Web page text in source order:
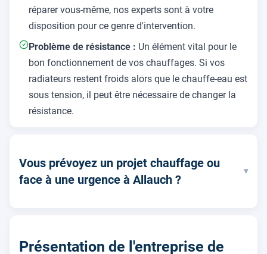
réparer vous-même, nos experts sont à votre
disposition pour ce genre d'intervention.
Problème de résistance : Un élément vital pour le
bon fonctionnement de vos chauffages. Si vos
radiateurs restent froids alors que le chauffe-eau est
sous tension, il peut être nécessaire de changer la
résistance.
Vous prévoyez un projet chauffage ou
face à une urgence à Allauch ?
▾
Présentation de l'entreprise de